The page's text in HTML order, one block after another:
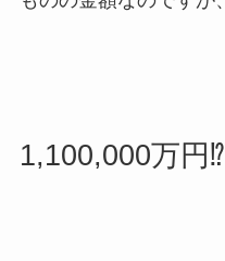
1,100,000万円⁉